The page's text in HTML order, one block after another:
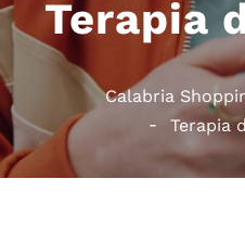
Terapia
Calabria
Terapia